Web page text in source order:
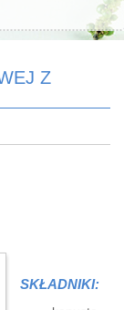
Z
SKŁADNIKI: